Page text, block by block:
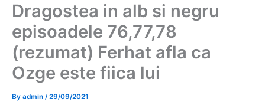
Dragostea in alb si negru
episoadele 76,77,78
(rezumat) Ferhat afla ca
Ozge este fiica lui
By admin /29/09/2021